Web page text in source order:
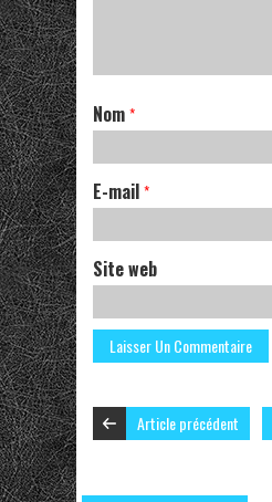
Nom *
E-mail *
Site web
Article précédent